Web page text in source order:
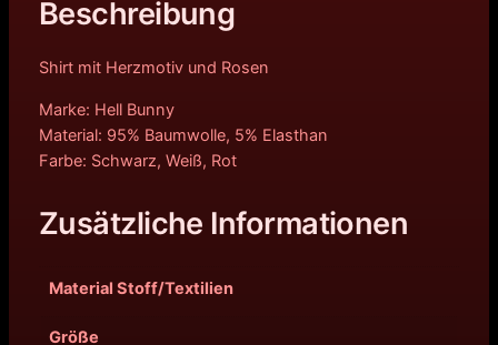
Beschreibung
Shirt mit Herzmotiv und Rosen
Marke: Hell Bunny
Material: 95% Baumwolle, 5% Elasthan
Farbe: Schwarz, Weiß, Rot
Zusätzliche Informationen
Material Stoff/Textilien
Größe